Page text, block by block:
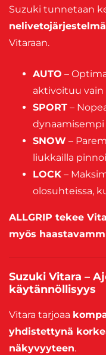
Suzuki tunnetaan
Vitaraan.
AUTO –
aktivoituu vain
SPORT –
SNOW –
liukkailla
LOCK –
olosuhteissa,
ALLGRIP tekee
myös
Suzuki Vitara –
käytännöllisyys
Vitara tarjoaa
yhdistettynä
näkyvyyteen.